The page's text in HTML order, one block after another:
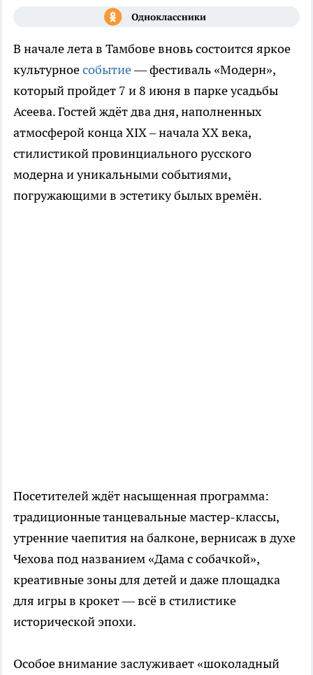
В начале лета в Тамбове вновь состоится яркое
культурноесобытие— фестиваль «Модерн»,
который пройдет 7 и 8 июня в парке усадьбы
Асеева. Гостей ждёт два дня, наполненных
атмосферой конца XIX – начала XX века,
стилистикой провинциального русского
модерна и уникальными событиями,
погружающими в эстетику былых времён.
Посетителей ждёт насыщенная программа:
традиционные танцевальные мастер-классы,
утренние чаепития на балконе, вернисаж в духе
Чехова под названием «Дама с собачкой»,
креативные зоны для детей и даже площадка
для игры в крокет — всё в стилистике
исторической эпохи.
Особое внимание заслуживает «шоколадный